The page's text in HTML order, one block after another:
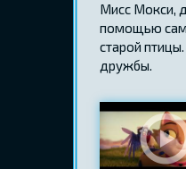
Мисс Мокси,
помощью
старой
дружбы.